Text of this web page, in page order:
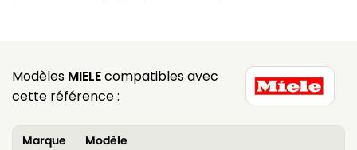
Modèles MIELEcompatibles avec
cette référence :
Marque
Modèle